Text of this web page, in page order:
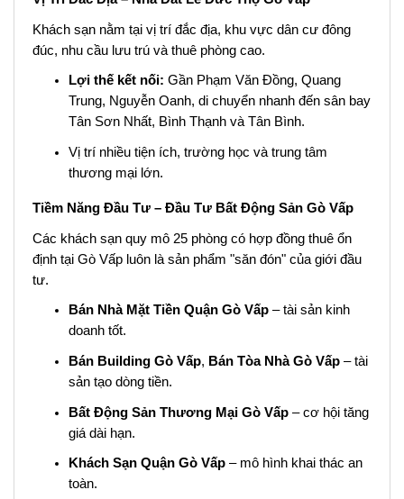
Khách sạn nằm tại vị trí đắc địa, khu vực dân cư đông
đúc, nhu cầu lưu trú và thuê phòng cao.
Lợi thế kết nối: Gần Phạm Văn Đồng, Quang
Trung, Nguyễn Oanh, di chuyển nhanh đến sân bay
Tân Sơn Nhất, Bình Thạnh và Tân Bình.
Vị trí nhiều tiện ích, trường học và trung tâm
thương mại lớn.
Tiềm Năng Đầu Tư – Đầu Tư Bất Động Sản Gò Vấp
Các khách sạn quy mô 25 phòng có hợp đồng thuê ổn
định tại Gò Vấp luôn là sản phẩm "săn đón" của giới đầu
tư.
Bán Nhà Mặt Tiền Quận Gò Vấp – tài sản kinh
doanh tốt.
Bán Building Gò Vấp, Bán Tòa Nhà Gò Vấp – tài
sản tạo dòng tiền.
Bất Động Sản Thương Mại Gò Vấp – cơ hội tăng
giá dài hạn.
Khách Sạn Quận Gò Vấp – mô hình khai thác an
toàn.